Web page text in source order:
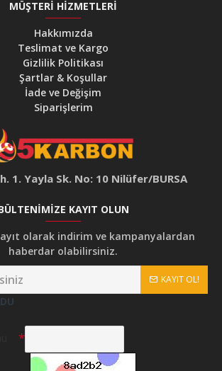
MÜŞTERI HIZMETLERI
Hakkımızda
Teslimat ve Kargo
Gizlilik Politikası
Şartlar & Koşullar
İade ve Değişim
Siparişlerim
1. Yayla Sk. No: 10 Nilüfer/BURSA
KAYIT OLUN
olarak indirim ve kampanyalardan
haberdar olabilirsiniz.
KAYIT OL!